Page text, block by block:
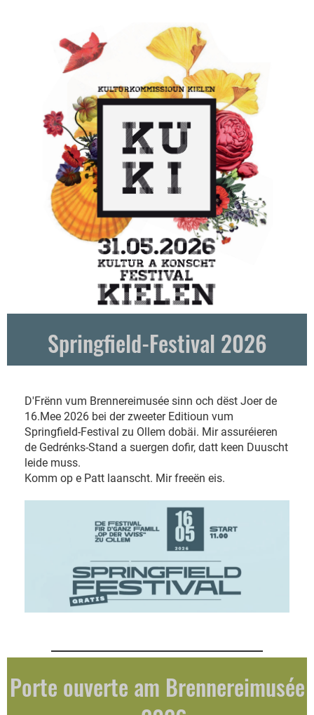
Springfield-Festival 2026
D'Frënn vum Brennereimusée sinn och dëst Joer de
16.Mee 2026 bei der zweeter Editioun vum
Springfield-Festival zu Ollem dobäi. Mir assuréieren
de Gedrénks-Stand a suergen dofir, datt keen Duuscht
leide muss.
Komm op e Patt laanscht. Mir freeën eis.
Porte ouverte am Brennereimusée